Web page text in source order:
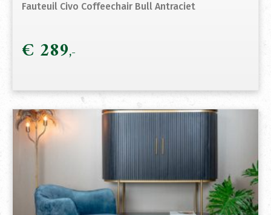
Fauteuil Civo Coffeechair Bull Antraciet
€ 289